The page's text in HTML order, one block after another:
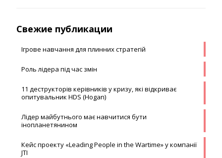
Свежие публикации
Ігрове навчання для плинних стратегій
Роль лідера під час змін
11 деструкторів керівників у кризу, які відкриває
опитувальник HDS (Hogan)
Лідер майбутнього має навчитися бути
інопланетянином
Кейс проекту «Leading People in the Wartime» у компанії
JTI